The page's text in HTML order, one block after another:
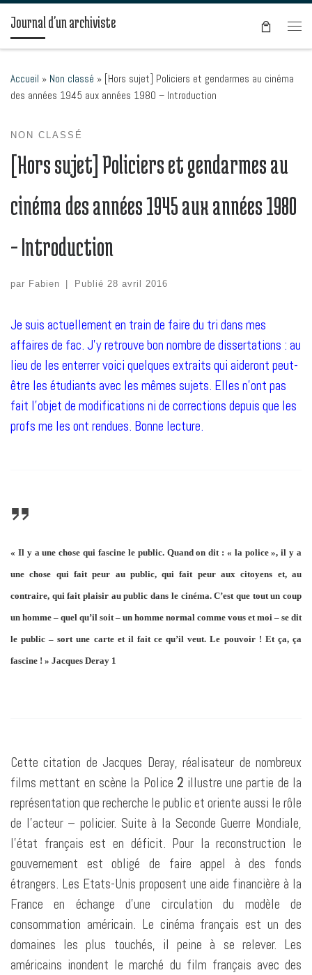
Passer au contenu
Journal d'un archiviste
Accueil » Non classé » [Hors sujet] Policiers et gendarmes au cinéma
des années 1945 aux années 1980 – Introduction
NON CLASSÉ
[Hors sujet] Policiers et gendarmes au
cinéma des années 1945 aux années 1980
– Introduction
par Fabien Publié 28 avril 2016
Je suis actuellement en train de faire du tri dans mes
affaires de fac. J’y retrouve bon nombre de dissertations : au
lieu de les enterrer voici quelques extraits qui aideront peut-
être les étudiants avec les mêmes sujets. Elles n’ont pas
fait l’objet de modifications ni de corrections depuis que les
profs me les ont rendues. Bonne lecture.
« Il y a une chose qui fascine le public. Quand on dit : « la police », il y a
une chose qui fait peur au public, qui fait peur aux citoyens et, au
contraire, qui fait plaisir au public dans le cinéma. C’est que tout un coup
un homme – quel qu’il soit – un homme normal comme vous et moi – se dit
le public – sort une carte et il fait ce qu’il veut. Le pouvoir ! Et ça, ça
fascine ! » Jacques Deray 1
Cette citation de Jacques Deray, réalisateur de nombreux
films mettant en scène la Police 2 illustre une partie de la
représentation que recherche le public et oriente aussi le rôle
de l’acteur – policier. Suite à la Seconde Guerre Mondiale,
l’état français est en déficit. Pour la reconstruction le
gouvernement est obligé de faire appel à des fonds
étrangers. Les Etats-Unis proposent une aide financière à la
France en échange d’une circulation du modèle de
consommation américain. Le cinéma français est un des
domaines les plus touchés, il peine à se relever. Les
américains inondent le marché du film français avec des